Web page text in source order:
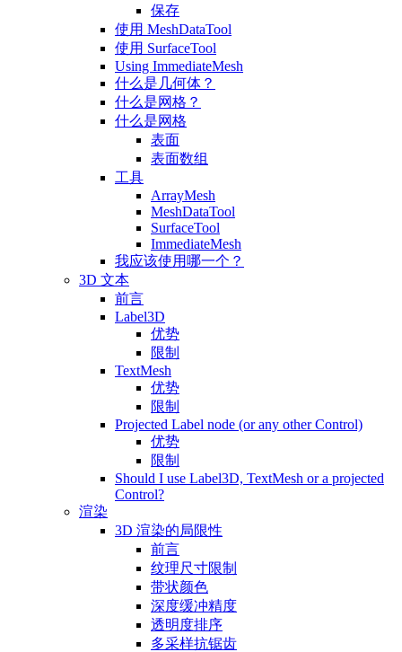
保存
使用 MeshDataTool
使用 SurfaceTool
Using ImmediateMesh
什么是几何体？
什么是网格？
什么是网格
表面
表面数组
工具
ArrayMesh
MeshDataTool
SurfaceTool
ImmediateMesh
我应该使用哪一个？
3D 文本
前言
Label3D
优势
限制
TextMesh
优势
限制
Projected Label node (or any other Control)
优势
限制
Should I use Label3D, TextMesh or a projected
Control?
渲染
3D 渲染的局限性
前言
纹理尺寸限制
带状颜色
深度缓冲精度
透明度排序
多采样抗锯齿